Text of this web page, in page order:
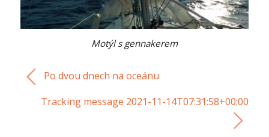
Motýl s gennakerem
Po dvou dnech na oceánu
Tracking message 2021-11-14T07:31:58+00:00